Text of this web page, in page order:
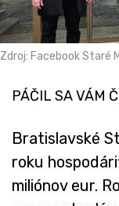
Zdroj: Facebook Staré
PÁČIL SA VÁM
Bratislavské
roku
miliónov eur.